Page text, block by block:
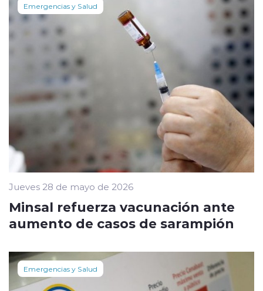
Emergencias y Salud
Jueves 28 de mayo de 2026
Minsal refuerza vacunación ante
aumento de casos de sarampión
Emergencias y Salud